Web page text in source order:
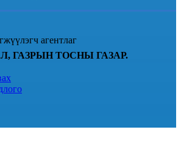
агентлаг
ГАЗРЫН ТОСНЫ ГАЗАР.